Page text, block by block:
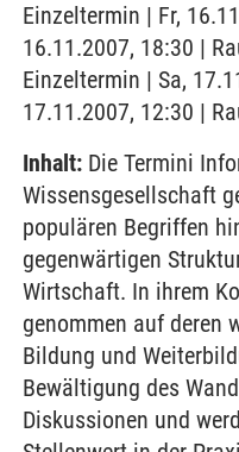
Einzeltermin | Fr,
16.11.2007, 18:30 |
Einzeltermin | Sa,
17.11.2007, 12:30 |
Inhalt: Die Termini
Wissensgesellschaft
populären Begriffen
gegenwärtigen
Wirtschaft. In ihrem
genommen auf deren
Bildung und
Bewältigung des
Diskussionen und